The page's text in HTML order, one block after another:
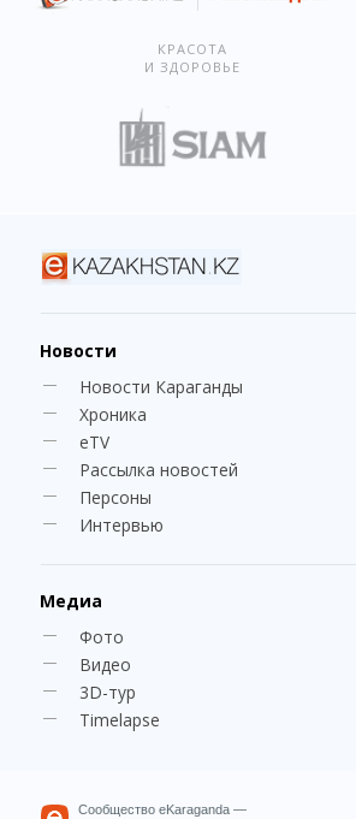
КРАСОТА
И ЗДОРОВЬЕ
Новости
Новости Караганды
Хроника
eTV
Рассылка новостей
Персоны
Интервью
Медиа
Фото
Видео
3D-тур
Timelapse
Сообщество eKaraganda —